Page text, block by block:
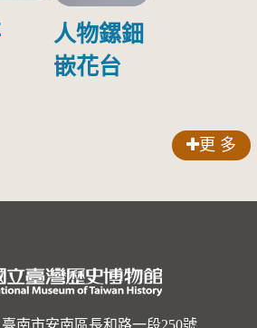
人物鏍鈿
嵌花台
更 多
臺南市安南區長和路一段250號